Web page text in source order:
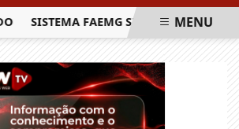
SISTEMA FAEMG SENAR LANÇA OMENU